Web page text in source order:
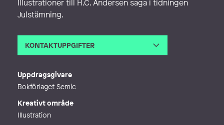
Illustrationer till H.C. Andersen saga i tidningen
Julstämning.
KONTAKTUPPGIFTER
Uppdragsgivare
Bokförlaget Semic
Kreativt område
Illustration